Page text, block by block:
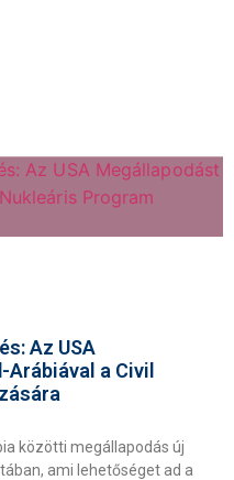
Az USA
a Civil
közötti megállapodás új
ami lehetőséget ad a